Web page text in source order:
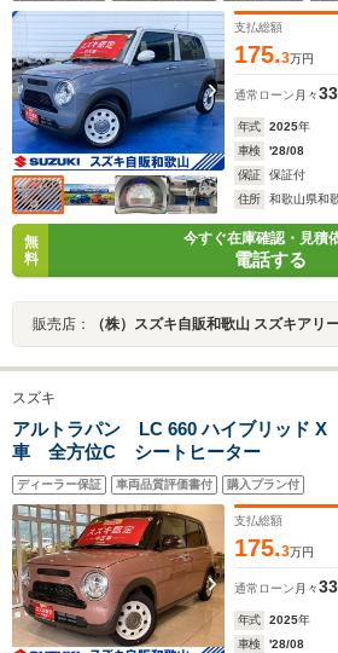
支払総額
175.3万円
通常ローン 月々
年式 2025年
車検
'28/08
保証
保証付
住所
和歌山県和
無
料
今すぐ在庫確認・見積
電話する
販売店： （株）スズキ自販和歌山 スズキアリーナ和歌
スズキ
アルトラパン LC 660 ハイブリッド X
車 全方位C シートヒーター
ディーラー保証 車両品質評価書付 購入プラン付
支払総額
175.3万円
通常ローン 月々
年式 2025年
車検
'28/08